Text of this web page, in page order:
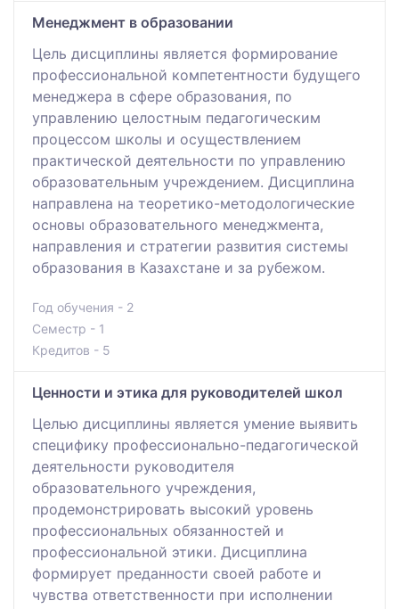
Менеджмент в образовании
Цель дисциплины является формирование
профессиональной компетентности будущего
менеджера в сфере образования, по
управлению целостным педагогическим
процессом школы и осуществлением
практической деятельности по управлению
образовательным учреждением. Дисциплина
направлена на теоретико-методологические
основы образовательного менеджмента,
направления и стратегии развития системы
образования в Казахстане и за рубежом.
Год обучения - 2
Семестр - 1
Кредитов - 5
Ценности и этика для руководителей школ
Целью дисциплины является умение выявить
специфику профессионально-педагогической
деятельности руководителя
образовательного учреждения,
продемонстрировать высокий уровень
профессиональных обязанностей и
профессиональной этики. Дисциплина
формирует преданности своей работе и
чувства ответственности при исполнении